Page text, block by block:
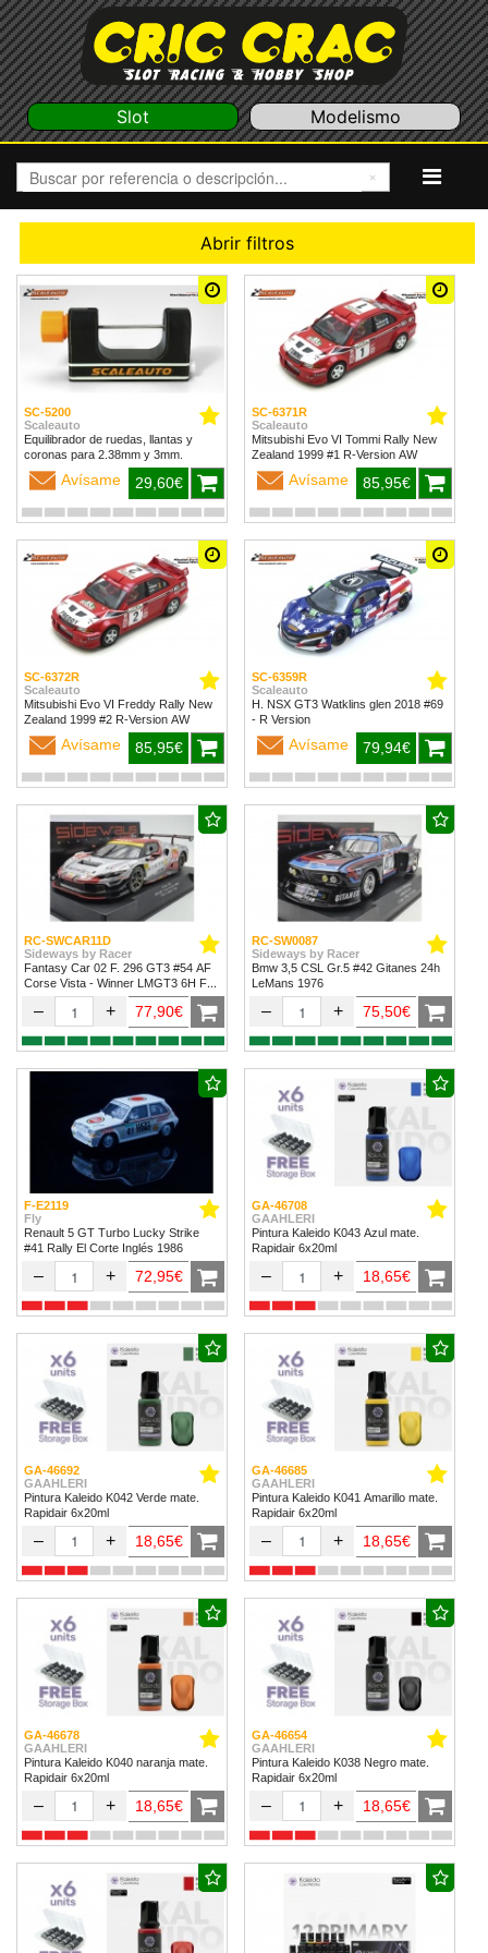
Slot Modelismo
Abrir filtros
SC-5200
Scaleauto
Equilibrador de ruedas, llantas y
coronas para 2.38mm y 3mm.
Avísame 29,60€
SC-6371R
Scaleauto
Mitsubishi Evo VI Tommi Rally New
Zealand 1999 #1 R-Version AW
Avísame 85,95€
SC-6372R
Scaleauto
Mitsubishi Evo VI Freddy Rally New
Zealand 1999 #2 R-Version AW
Avísame 85,95€
SC-6359R
Scaleauto
H. NSX GT3 Watklins glen 2018 #69
- R Version
Avísame 79,94€
RC-SWCAR11D
Sideways by Racer
Fantasy Car 02 F. 296 GT3 #54 AF
Corse Vista - Winner LMGT3 6H Fuji
– + 77,90€
RC-SW0087
Sideways by Racer
Bmw 3,5 CSL Gr.5 #42 Gitanes 24h
LeMans 1976
– + 75,50€
F-E2119
Fly
Renault 5 GT Turbo Lucky Strike
#41 Rally El Corte Inglés 1986
– + 72,95€
GA-46708
GAAHLERI
Pintura Kaleido K043 Azul mate.
Rapidair 6x20ml
– + 18,65€
GA-46692
GAAHLERI
Pintura Kaleido K042 Verde mate.
Rapidair 6x20ml
– + 18,65€
GA-46685
GAAHLERI
Pintura Kaleido K041 Amarillo mate.
Rapidair 6x20ml
– + 18,65€
GA-46678
GAAHLERI
Pintura Kaleido K040 naranja mate.
Rapidair 6x20ml
– + 18,65€
GA-46654
GAAHLERI
Pintura Kaleido K038 Negro mate.
Rapidair 6x20ml
– + 18,65€